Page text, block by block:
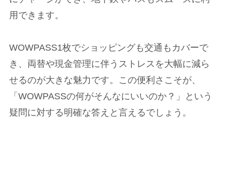
用できます。
WOWPASS1枚でショッピングも交通もカバーで
き、両替や現金管理に伴うストレスを大幅に減ら
せるのが大きな魅力です。この便利さこそが、
「WOWPASSの何がそんなにいいのか？」という
疑問に対する明確な答えと言えるでしょう。